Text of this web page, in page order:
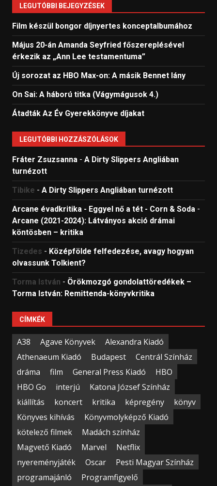
LEGUTÓBBI BEJEGYZÉSEK
Film készül bongor díjnyertes konceptalbumához
Május 20-án Amanda Seyfried főszereplésével
érkezik az „Ann Lee testamentuma”
Új sorozat az HBO Max-on: A másik Bennet lány
On Sai: A ​háború titka (Vágymágusok 4.)
Átadták Az Év Gyerekkönyve díjakat
LEGUTÓBBI HOZZÁSZÓLÁSOK
Fráter Zsuzsanna - A Dirty Slippers Angliában
turnézott
Tibike - A Dirty Slippers Angliában turnézott
Arcane évadkritika - Eggyel nő a tét - Corn & Soda -
Arcane (2021-2024): Látványos akció drámai
köntösben – kritika
Tizedes - Középfölde felfedezése, avagy hogyan
olvassunk Tolkient?
Torma István - Örökmozgó gondolattöredékek –
Torma István: Remittenda-könyvkritika
CÍMKÉK
A38 Agave Könyvek
Alexandra Kiadó
Athenaeum Kiadó
Budapest
Centrál Színház
dráma
film General Press Kiadó
HBO
HBO Go
interjú
Katona József Színház
kiállítás
koncert kritika képregény
könyv
Könyves kihívás
Könyvmolyképző Kiadó
kötelező filmek
Madách színház
Magvető Kiadó
Marvel
Netflix
nyereményjáték
Oscar
Pesti Magyar Színház
programajánló
Programfigyelő